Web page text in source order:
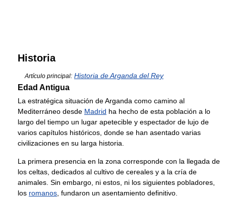
Historia
Artículo principal: Historia de Arganda del Rey
Edad Antigua
La estratégica situación de Arganda como camino al
Mediterráneo desde Madrid ha hecho de esta población a lo
largo del tiempo un lugar apetecible y espectador de lujo de
varios capítulos históricos, donde se han asentado varias
civilizaciones en su larga historia.
La primera presencia en la zona corresponde con la llegada de
los celtas, dedicados al cultivo de cereales y a la cría de
animales. Sin embargo, ni estos, ni los siguientes pobladores,
los romanos, fundaron un asentamiento definitivo.